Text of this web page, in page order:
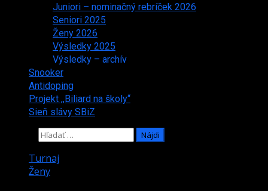
Juniori – nominačný rebríček 2026
Seniori 2025
Ženy 2026
Výsledky 2025
Výsledky – archív
Snooker
Antidoping
Projekt ,,Biliard na školy“
Sieň slávy SBiZ
Turnaj
Ženy